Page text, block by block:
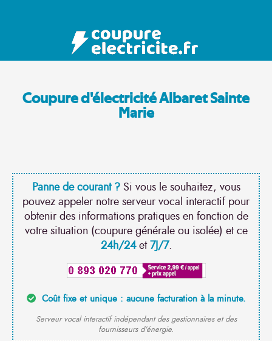
Coupure d'électricité Albaret Sainte
Marie
Panne de courant ?Si vous le souhaitez, vous
pouvez appeler notre serveur vocal interactif pour
obtenir des informations pratiques en fonction de
votre situation (coupure générale ou isolée) et ce
24h/24et7J/7.
Coût fixe et unique : aucune facturation à la minute.
Serveur vocal interactif indépendant des gestionnaires et des
fournisseurs d'énergie.